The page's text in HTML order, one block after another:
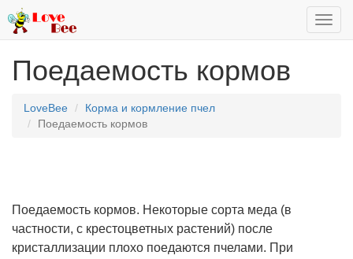
Поедаемость кормов
LoveBee
Корма и кормление пчел
Поедаемость кормов
Поедаемость кормов. Некоторые сорта меда (в
частности, с крестоцветных растений) после
кристаллизации плохо поедаются пчелами. При